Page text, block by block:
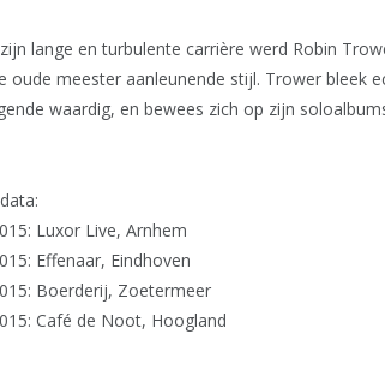
lange en turbulente carrière werd Robin
oude meester aanleunende stijl. Trower bleek
waardig, en bewees zich op zijn
Luxor Live, Arnhem
Effenaar, Eindhoven
Boerderij, Zoetermeer
Café de Noot, Hoogland